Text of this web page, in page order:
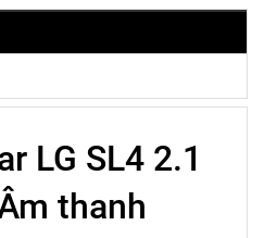
LG SL4 2.1
thanh